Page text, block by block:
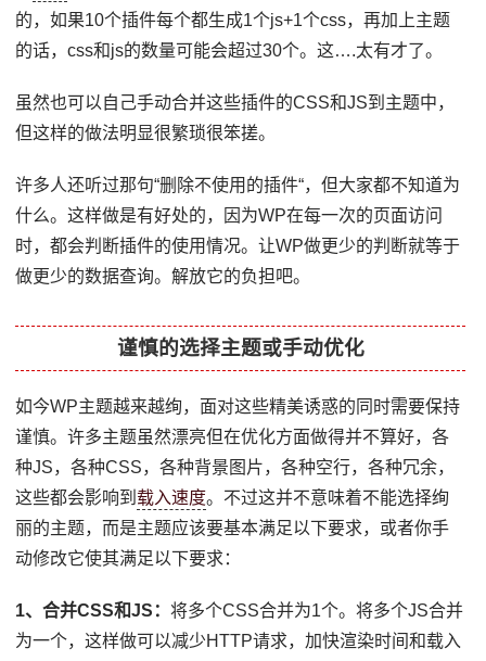
的，如果10个插件每个都生成1个js+1个css，再加上主题
的话，css和js的数量可能会超过30个。这….太有才了。
虽然也可以自己手动合并这些插件的CSS和JS到主题中，
但这样的做法明显很繁琐很笨搓。
许多人还听过那句“删除不使用的插件“，但大家都不知道为
什么。这样做是有好处的，因为WP在每一次的页面访问
时，都会判断插件的使用情况。让WP做更少的判断就等于
做更少的数据查询。解放它的负担吧。
谨慎的选择主题或手动优化
如今WP主题越来越绚，面对这些精美诱惑的同时需要保持
谨慎。许多主题虽然漂亮但在优化方面做得并不算好，各
种JS，各种CSS，各种背景图片，各种空行，各种冗余，
这些都会影响到载入速度。不过这并不意味着不能选择绚
丽的主题，而是主题应该要基本满足以下要求，或者你手
动修改它使其满足以下要求：
1、合并CSS和JS：将多个CSS合并为1个。将多个JS合并
为一个，这样做可以减少HTTP请求，加快渲染时间和载入